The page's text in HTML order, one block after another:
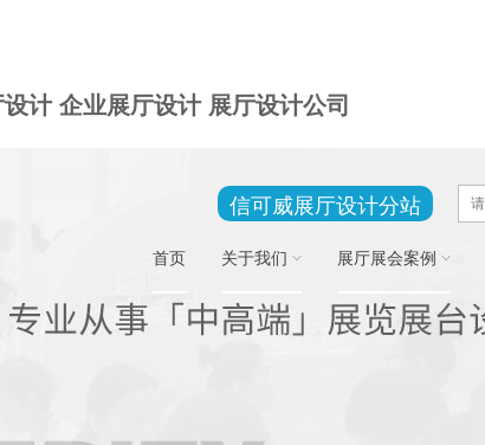
计 企业展厅设计 展厅设计公司
信可威展厅设计分站
首页 关于我们 展厅展会案例